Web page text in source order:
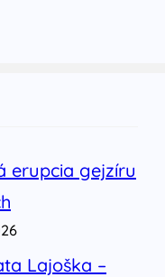
erupcia gejzíru
Lajoška –